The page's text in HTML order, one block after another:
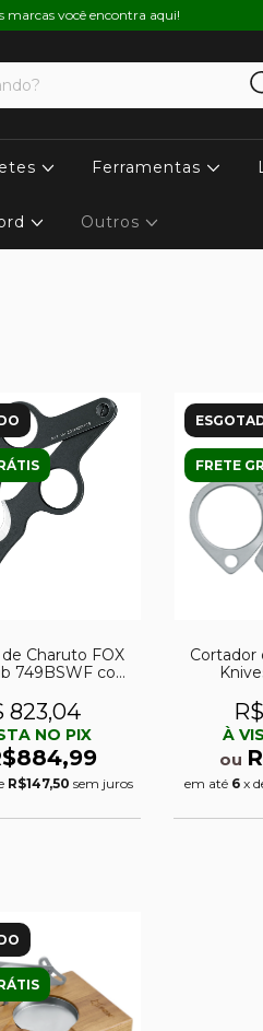
marcas você encontra aqui!
Ferramentas
Outros
Charuto FOX
749BSWF com
823,04
NO PIX
R$147,50 sem juros
FRETE
Cortador
À
ou
em até 6 x